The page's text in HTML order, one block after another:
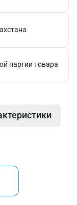
партии товара
Шаг
0,83мм.